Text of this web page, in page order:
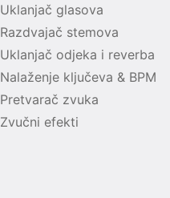
Uklanjač glasova
Razdvajač stemova
Uklanjač odjeka i reverba
Nalaženje ključeva & BPM
Pretvarač zvuka
Zvučni efekti